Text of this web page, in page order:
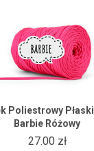
Poliestrowy
Barbie Różowy
27.00 zł